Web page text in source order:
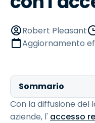
Robert Pleasant
Aggiornamento
Sommario
Con la diffusione del
aziende, l' accesso